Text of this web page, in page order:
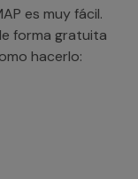
es muy fácil.
forma gratuita
hacerlo: